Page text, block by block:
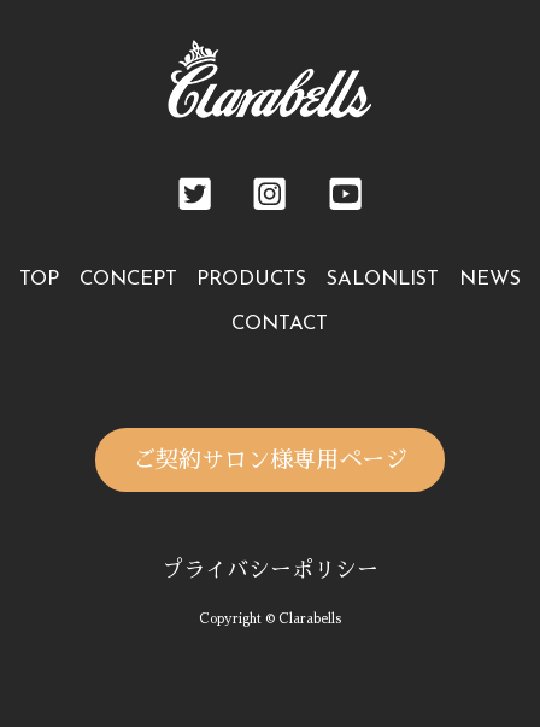
TOP CONCEPT PRODUCTS SALONLIST NEWS
CONTACT
ご契約サロン様専用ページ
プライバシーポリシー
Copyright © Clarabells